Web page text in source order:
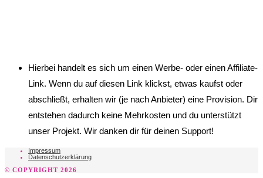
Hierbei handelt es sich um einen Werbe- oder einen Affiliate-
Link. Wenn du auf diesen Link klickst, etwas kaufst oder
abschließt, erhalten wir (je nach Anbieter) eine Provision. Dir
entstehen dadurch keine Mehrkosten und du unterstützt
unser Projekt. Wir danken dir für deinen Support!
Impressum
Datenschutzerklärung
© COPYRIGHT 2026